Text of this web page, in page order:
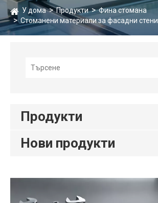
У дома Продукти
Фина стомана
Стоманени материали за фасадни стени
Продукти
Нови продукти